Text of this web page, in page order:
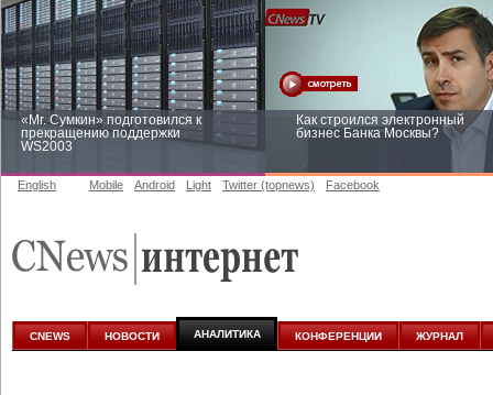
«Mr. Сумкин» подготовился к
прекращению поддержки
WS2003
Как строился электронный
бизнес Банка Москвы?
аналитике
English Mobile Android Light Twitter (topnews) Facebook
CNEWS НОВОСТИ АНАЛИТИКА КОНФЕРЕНЦИИ ЖУРНАЛ